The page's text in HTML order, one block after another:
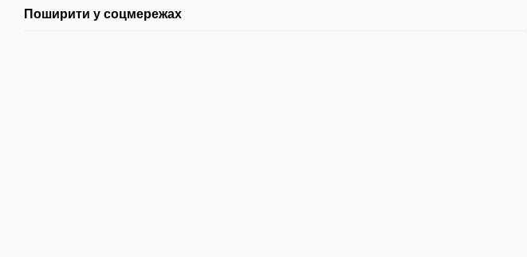
Поширити у соцмережах